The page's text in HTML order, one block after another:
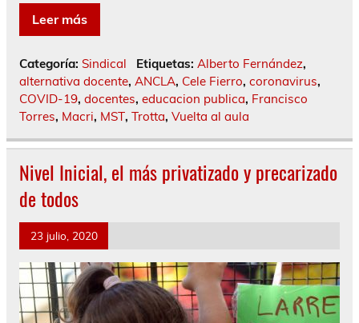
Leer más
Categoría: Sindical Etiquetas: Alberto Fernández,
alternativa docente, ANCLA, Cele Fierro, coronavirus,
COVID-19, docentes, educacion publica, Francisco
Torres, Macri, MST, Trotta, Vuelta al aula
Nivel Inicial, el más privatizado y precarizado
de todos
23 julio, 2020